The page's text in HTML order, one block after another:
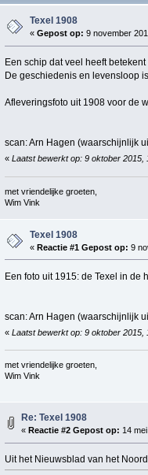
Texel 1908
«Gepost op: 9 november
Een schip dat veel heeft
De geschiedenis en levensloop
Afleveringsfoto uit 1908 voor de
scan: Arn Hagen (waarschijnlijk
« Laatst bewerkt op: 9 oktober 2015,
met vriendelijke groeten,
Wim Vink
Texel 1908
«Reactie #1 Gepost op: 9
Een foto uit 1915: de Texel in de
scan: Arn Hagen (waarschijnlijk
« Laatst bewerkt op: 9 oktober 2015,
met vriendelijke groeten,
Wim Vink
Re: Texel 1908
« Reactie #2 Gepost op: 14
Uit het Nieuwsblad van het